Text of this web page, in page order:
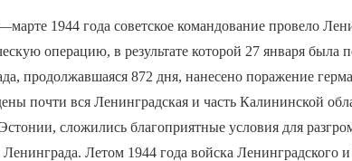
1944 года советское командование провело
операцию, в результате которой 27 января была
продолжавшаяся 872 дня, нанесено поражение
почти вся Ленинградская и часть Калининской
сложились благоприятные условия для
Ленинграда. Летом 1944 года войска Ленинградского